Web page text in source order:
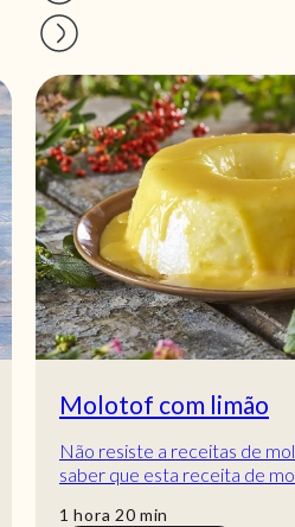
Molotof com limão
Não resiste a receitas de
saber que esta receita de
1 hora
hora 20min
min